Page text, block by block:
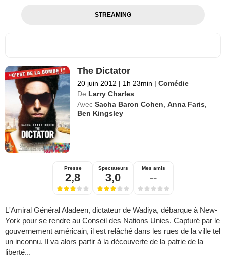
STREAMING
The Dictator
20 juin 2012 | 1h 23min | Comédie
De Larry Charles
Avec Sacha Baron Cohen ,Anna Faris
Ben Kingsley
Presse
2,8
Spectateurs
3,0
Mes amis
--
L'Amiral Général Aladeen, dictateur de Wadiya, débarque à New-
York pour se rendre au Conseil des Nations Unies. Capturé par le
gouvernement américain, il est relâché dans les rues de la ville tel
un inconnu. Il va alors partir à la découverte de la patrie de la
liberté...